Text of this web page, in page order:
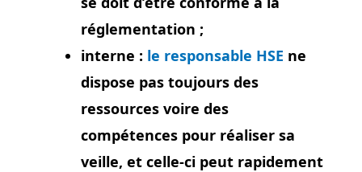
réglementation ;
interne : le responsable HSE ne
dispose pas toujours des
ressources voire des
compétences pour réaliser sa
veille, et celle-ci peut rapidement